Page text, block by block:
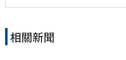
相關新聞